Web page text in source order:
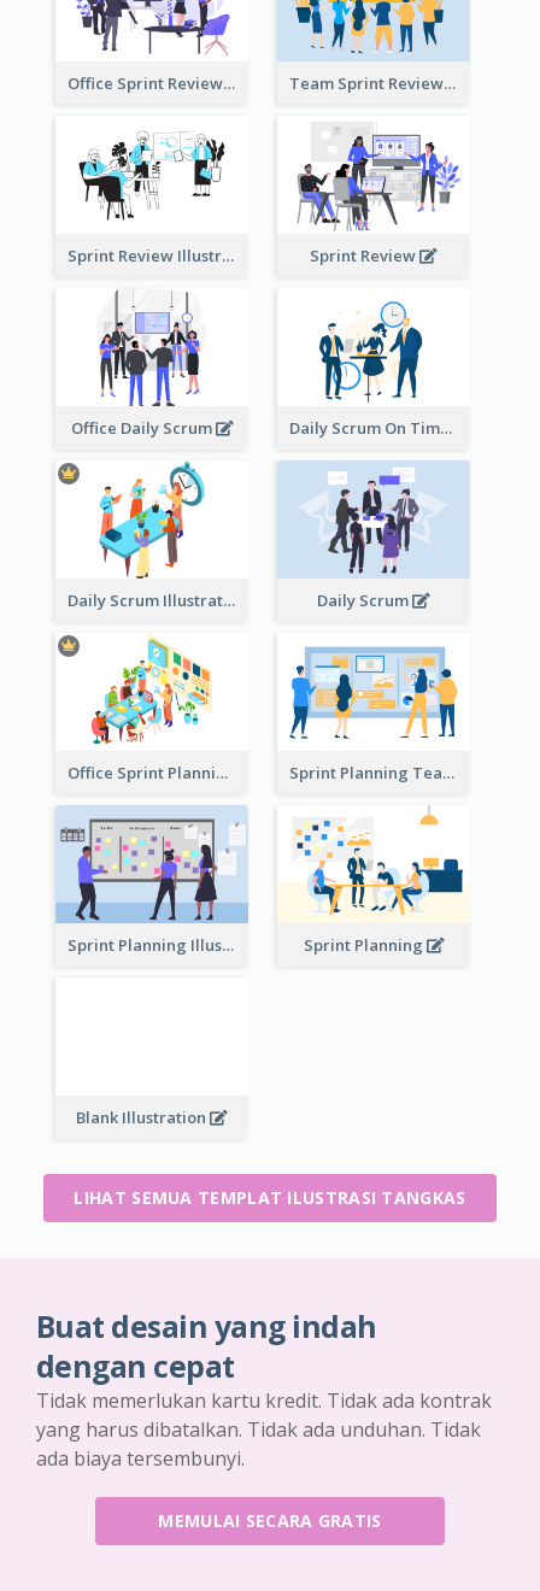
Office Sprint Review Team Sprint Review
Sprint Review Illustration Sprint Review
Office Daily Scrum Daily Scrum On Time
Daily Scrum Illustration Daily Scrum
Office Sprint Planning Sprint Planning Team
Sprint Planning Illustration Sprint Planning
Blank Illustration
LIHAT SEMUA TEMPLAT ILUSTRASI TANGKAS
Buat desain yang indah
dengan cepat
Tidak memerlukan kartu kredit. Tidak ada kontrak
yang harus dibatalkan. Tidak ada unduhan. Tidak
ada biaya tersembunyi.
MEMULAI SECARA GRATIS